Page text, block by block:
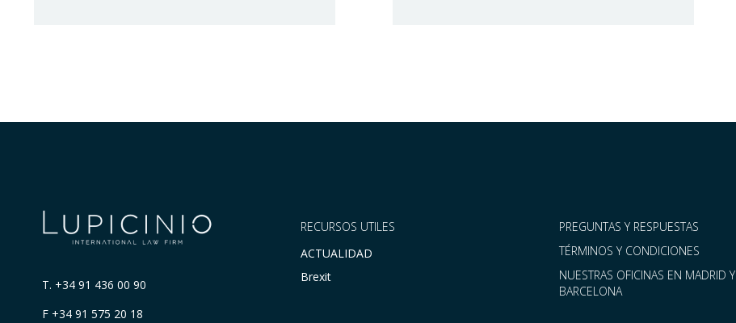
T. +34 91 436 00 90
F +34 91 575 20 18
RECURSOS UTILES
ACTUALIDAD
Brexit
PREGUNTAS Y RESPUESTAS
TÉRMINOS Y CONDICIONES
NUESTRAS OFICINAS EN MADRID Y
BARCELONA